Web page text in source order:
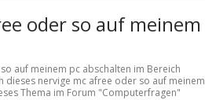
oder so auf meinem
auf meinem pc abschalten im Bereich
dieses nervige mc afree oder so auf meinem
Thema im Forum "Computerfragen"